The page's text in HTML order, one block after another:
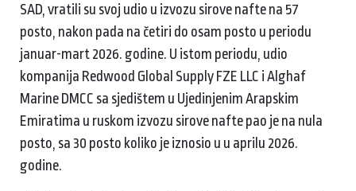
SAD, vratili su svoj udio u izvozu sirove nafte na 57
posto, nakon pada na četiri do osam posto u periodu
januar-mart 2026. godine. U istom periodu, udio
kompanija Redwood Global Supply FZE LLC i Alghaf
Marine DMCC sa sjedištem u Ujedinjenim Arapskim
Emiratima u ruskom izvozu sirove nafte pao je na nula
posto, sa 30 posto koliko je iznosio u u aprilu 2026.
godine.